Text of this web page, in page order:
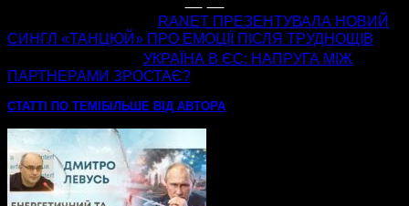
RANET ПРЕЗЕНТУВАЛА НОВИЙ
СИНГЛ «ТАНЦЮЙ» ПРО ЕМОЦІЇ ПІСЛЯ ТРУДНОЩІВ
УКРАЇНА В ЄС: НАПРУГА МІЖ
ПАРТНЕРАМИ ЗРОСТАЄ?
СТАТТІ ПО ТЕМІ БІЛЬШЕ ВІД АВТОРА